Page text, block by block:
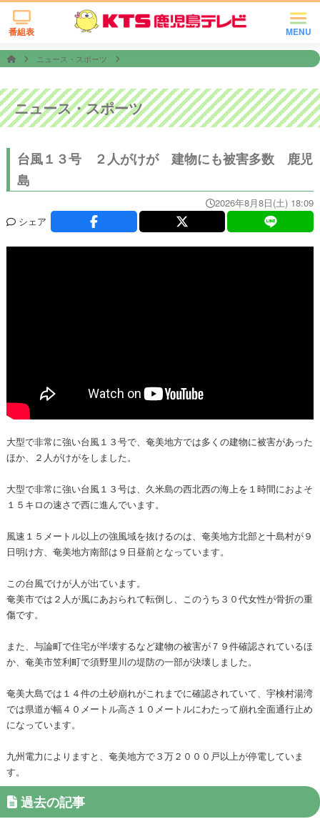
MENU
番組表
ニュース・スポーツ
ニュース・スポーツ
台風１３号 ２人がけが 建物にも被害多数 鹿児
島
2026年8月8日(土) 18:09
シェア
大型で非常に強い台風１３号で、奄美地方では多くの建物に被害があった
ほか、２人がけがをしました。
大型で非常に強い台風１３号は、久米島の西北西の海上を１時間におよそ
１５キロの速さで西に進んでいます。
風速１５メートル以上の強風域を抜けるのは、奄美地方北部と十島村が９
日明け方、奄美地方南部は９日昼前となっています。
この台風でけが人が出ています。
奄美市では２人が風にあおられて転倒し、このうち３０代女性が骨折の重
傷です。
また、与論町で住宅が半壊するなど建物の被害が７９件確認されているほ
か、奄美市笠利町で須野里川の堤防の一部が決壊しました。
奄美大島では１４件の土砂崩れがこれまでに確認されていて、宇検村湯湾
では県道が幅４０メートル高さ１０メートルにわたって崩れ全面通行止め
になっています。
九州電力によりますと、奄美地方で３万２０００戸以上が停電していま
す。
過去の記事